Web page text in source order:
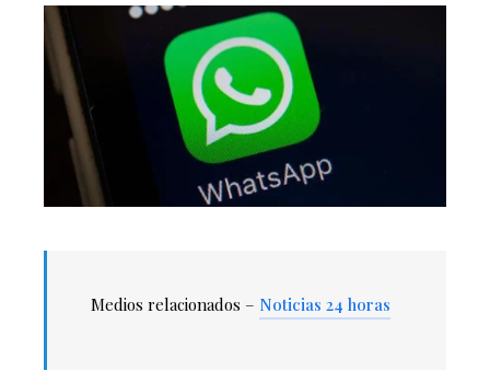
Medios relacionados – Noticias 24 horas